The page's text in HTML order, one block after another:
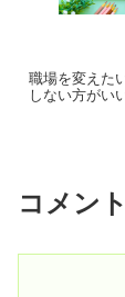
職場を変えた
しない方がい
コメント